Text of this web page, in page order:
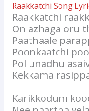
Raakkatchi Song
Raakkatchi
On azhaga oru
Paathaale
Poonkaatchi
Pol unadhu
Kekkama
Karikkodum